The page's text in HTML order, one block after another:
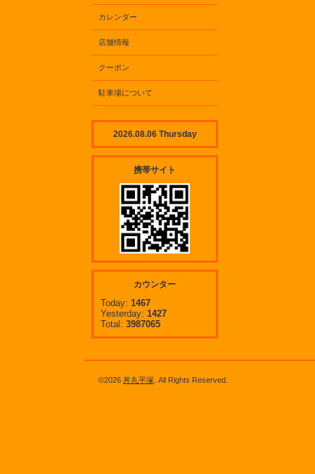
カレンダー
店舗情報
クーポン
駐車場について
2026.08.06 Thursday
携帯サイト
カウンター
Today: 1467
Yesterday: 1427
Total: 3987065
©2026 丼丸平塚 . All Rights Reserved.